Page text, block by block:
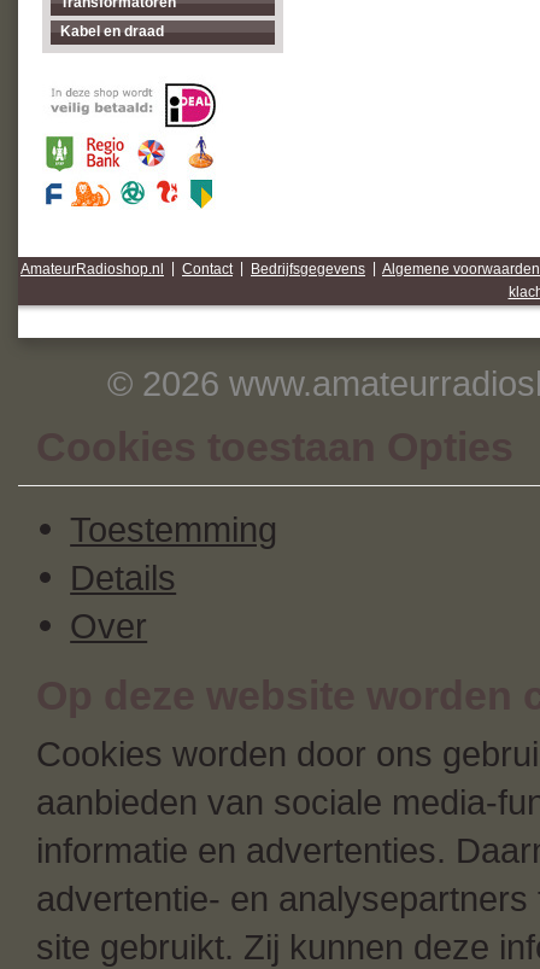
Kabel en draad
AmateurRadioshop.nl Contact Bedrijfsgegevens
Algemene voorwaarden
© 2026
Cookies toestaan Opties
Toestemming
Details
Over
Op deze website worden
Cookies worden door ons
aanbieden van sociale media-
informatie en advertenties.
advertentie- en
site gebruikt. Zij kunnen deze